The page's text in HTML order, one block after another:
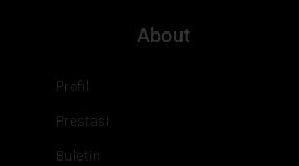
e
n
t
a
About
Profil
Prestasi
Buletin